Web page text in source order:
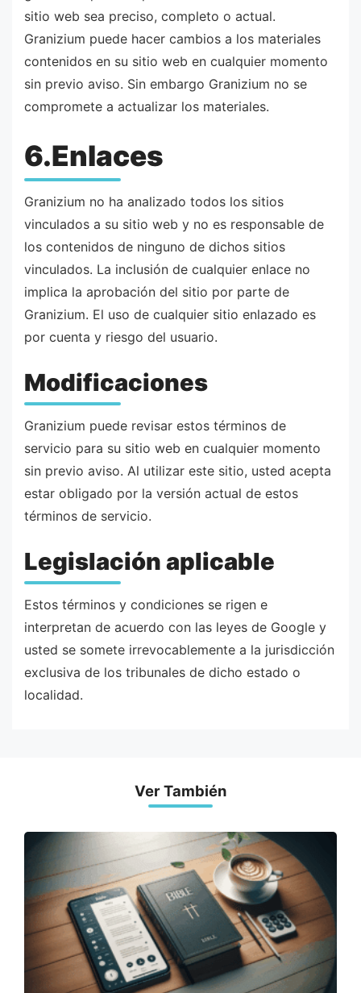
sitio web sea preciso, completo o actual.
Granizium puede hacer cambios a los materiales
contenidos en su sitio web en cualquier momento
sin previo aviso. Sin embargo Granizium no se
compromete a actualizar los materiales.
6.Enlaces
Granizium no ha analizado todos los sitios
vinculados a su sitio web y no es responsable de
los contenidos de ninguno de dichos sitios
vinculados. La inclusión de cualquier enlace no
implica la aprobación del sitio por parte de
Granizium. El uso de cualquier sitio enlazado es
por cuenta y riesgo del usuario.
Modificaciones
Granizium puede revisar estos términos de
servicio para su sitio web en cualquier momento
sin previo aviso. Al utilizar este sitio, usted acepta
estar obligado por la versión actual de estos
términos de servicio.
Legislación aplicable
Estos términos y condiciones se rigen e
interpretan de acuerdo con las leyes de Google y
usted se somete irrevocablemente a la jurisdicción
exclusiva de los tribunales de dicho estado o
localidad.
Ver También